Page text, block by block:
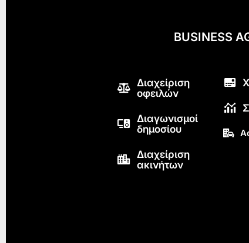
BUSINESS
Διαχείριση
οφειλών
Διαγωνισμοί
δημοσίου
Διαχείριση
ακινήτων